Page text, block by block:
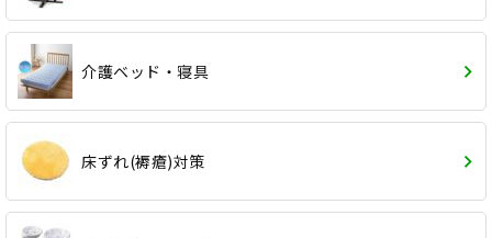
介護ベッド・寝具
床ずれ(褥瘡)対策